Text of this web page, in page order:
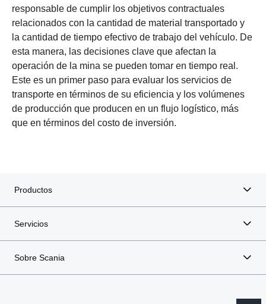
responsable de cumplir los objetivos contractuales
relacionados con la cantidad de material transportado y
la cantidad de tiempo efectivo de trabajo del vehículo. De
esta manera, las decisiones clave que afectan la
operación de la mina se pueden tomar en tiempo real.
Este es un primer paso para evaluar los servicios de
transporte en términos de su eficiencia y los volúmenes
de producción que producen en un flujo logístico, más
que en términos del costo de inversión.
Ahorro de combustible
Tiempo efectivo de trabajo
Ecolution
Combustibles alternativos
Electrificación
Seguridad
Productos
Servicios
Sobre Scania